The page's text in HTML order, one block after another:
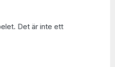
Det är inte ett